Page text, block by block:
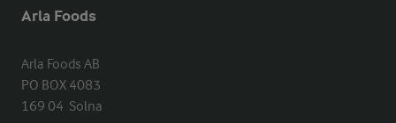
Arla Foods
Arla Foods AB
PO BOX 4083
169 04  Solna